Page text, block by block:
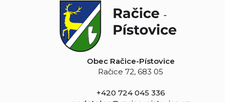
Obec Račice-Pístovice
Račice 72, 683 05
+420 724 045 336